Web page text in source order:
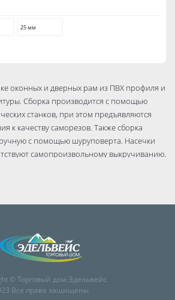
25 мм
оконных и дверных рам из ПВХ профиля и
Сборка производится с помощью
станков, при этом предъявляются
к качеству саморезов. Также сборка
с помощью шуруповерта. Насечки
самопроизвольному выкручиванию.
© Торговый дом Эдельвейс
Все права защищены